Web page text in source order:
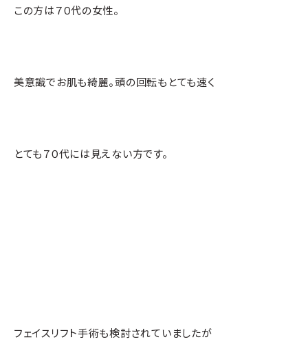
この方は７０代の女性。
美意識でお肌も綺麗。頭の回転もとても速く
とても７０代には見えない方です。
フェイスリフト手術も検討されていましたが